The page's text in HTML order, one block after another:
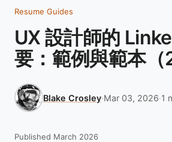
Resume Guides
UX 設計師的
要：範例與範本（
Blake Crosley·Mar 03, 2026·1
Published March 2026